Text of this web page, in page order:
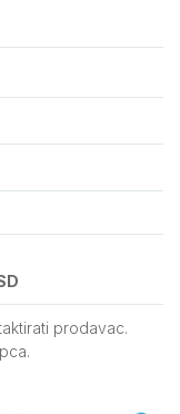
prodavac.